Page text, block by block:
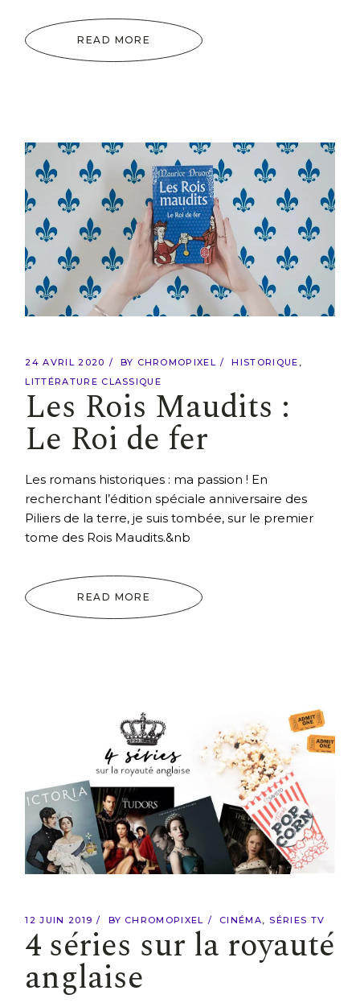
READ MORE
24 AVRIL 2020 BY CHROMOPIXEL
HISTORIQUE
LITTÉRATURE CLASSIQUE
Les Rois Maudits :
Le Roi de fer
Les romans historiques : ma passion ! En
recherchant l’édition spéciale anniversaire des
Piliers de la terre, je suis tombée, sur le premier
tome des Rois Maudits.&nb
READ MORE
12 JUIN 2019 BY CHROMOPIXEL CINÉMA SÉRIES TV
4 séries sur la royauté
anglaise